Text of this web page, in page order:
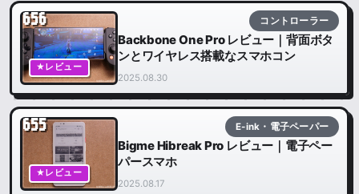
★レビュー
656 コントローラー
Backbone One Pro レビュー｜背面ボタ
ンとワイヤレス搭載なスマホコン
2025.08.30
★レビュー
655 E-ink・電子ペーパー
Bigme Hibreak Pro レビュー｜電子ペー
パースマホ
2025.08.17